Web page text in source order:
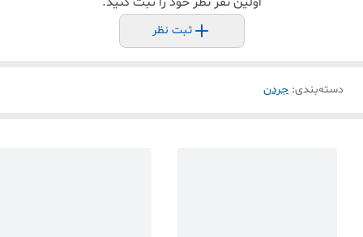
ثبت نظر
دسته‌بندی: جردن